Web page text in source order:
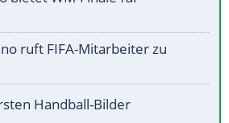
ruft FIFA-Mitarbeiter zu
Handball-Bilder